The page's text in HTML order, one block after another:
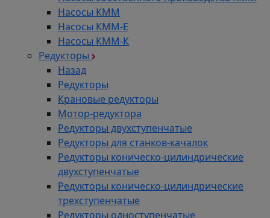
Насосы КММ
Насосы КММ-Е
Насосы КММ-К
Редукторы
Назад
Редукторы
Крановые редукторы
Мотор-редуктора
Редукторы двухступенчатые
Редукторы для станков-качалок
Редукторы коническо-цилиндрические
двухступенчатые
Редукторы коническо-цилиндрические
трехступенчатые
Редукторы одноступенчатые